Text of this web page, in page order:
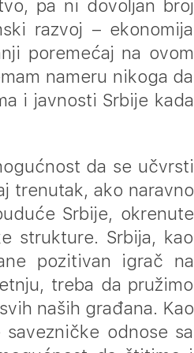
pa ni dovoljan broj
razvoj – ekonomija
poremećaj na ovom
nameru nikoga da
i javnosti Srbije kada
da se učvrsti
trenutak, ako naravno
Srbije, okrenute
strukture. Srbija, kao
pozitivan igrač na
treba da pružimo
naših građana. Kao
odnose sa